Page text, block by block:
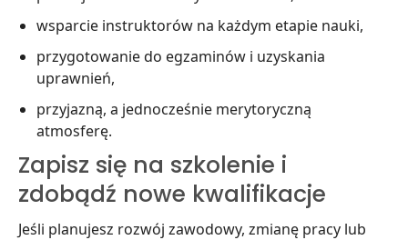
wsparcie instruktorów na każdym etapie nauki,
przygotowanie do egzaminów i uzyskania
uprawnień,
przyjazną, a jednocześnie merytoryczną
atmosferę.
Zapisz się na szkolenie i
zdobądź nowe kwalifikacje
Jeśli planujesz rozwój zawodowy, zmianę pracy lub